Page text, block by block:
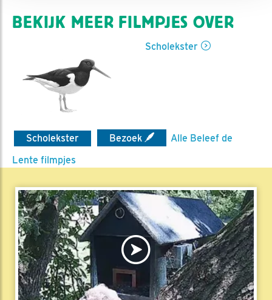
BEKIJK MEER FILMPJES OVER
Scholekster
Scholekster Bezoek
Alle Beleef de
Lente filmpjes